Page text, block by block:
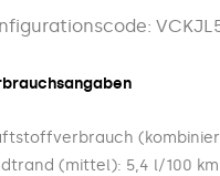
(mittel): 5,4 l/100